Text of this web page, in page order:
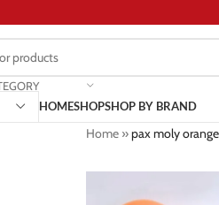
HOMESHOPSHOP BY BRAND
Home»pax moly